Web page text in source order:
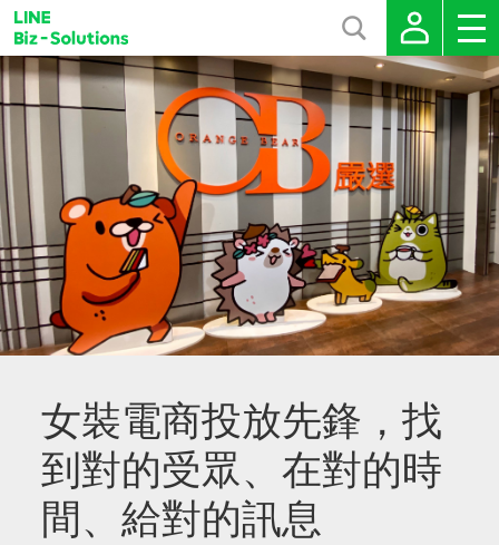
女裝電商投放先鋒，找
到對的受眾、在對的時
間、給對的訊息